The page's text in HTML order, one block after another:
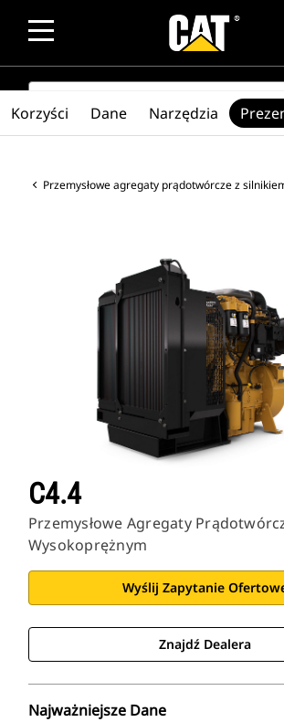
SEARCH
Przemysłowe agregaty prądotwórcze z silnikiem
C4.4
Przemysłowe Agregaty
Wysokoprężnym
Wyślij Zapytanie
Znajdź Dealera
Najważniejsze Dane
Korzyści Dane Narzędzia